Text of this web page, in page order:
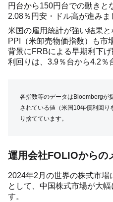
円台から150円台での動きと
2.08％円安・ドル高が進みま
米国の雇用統計が強い結果
PPI（米卸売物価指数）も市
背景にFRBによる早期利下
利回りは、3.9％台から4.2％
各指数等のデータはBloombergが
されている値（米国10年債利回り
り捨てています。
運用会社FOLIOからの
2024年2月の世界の株式市
として、中国株式市場が大
す。